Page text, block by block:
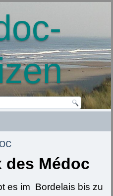
des Médoc
es im Bordelais bis zu